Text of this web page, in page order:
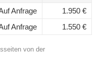
Anfrage
1.950 €
Anfrage 1.550 €
von der